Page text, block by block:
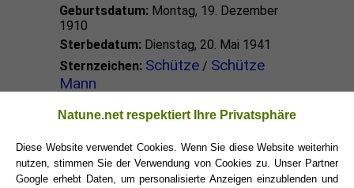
Geburtsdatum: Montag, 19. Dezember
1910
Sterbedatum: Dienstag, 20. Mai 1941
Sternzeichen: Schütze/ Schütze
Mann
Schütze Promis
Schütze Sternzeichen
Natune.net respektiert Ihre Privatsphäre
Diese Website verwendet Cookies. Wenn Sie diese Website weiterhin
nutzen, stimmen Sie der Verwendung von Cookies zu. Unser Partner
Google erhebt Daten, um personalisierte Anzeigen einzublenden und